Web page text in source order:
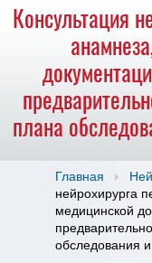
Консультация
плана
Главная
нейрохирурга
медицинской
обследования